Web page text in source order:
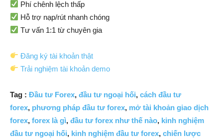
Phí chênh lệch thấp
Hỗ trợ nạp/rút nhanh chóng
Tư vấn 1:1 từ chuyên gia
Đăng ký tài khoản thật
Trải nghiệm tài khoản demo
Tag : Đầu tư Forex, đầu tư ngoại hối, cách đầu tư
forex, phương pháp đầu tư forex, mở tài khoản giao dịch
forex, forex là gì, đầu tư forex như thế nào, kinh nghiệm
đầu tư ngoại hối, kinh nghiệm đầu tư forex, chiến lược